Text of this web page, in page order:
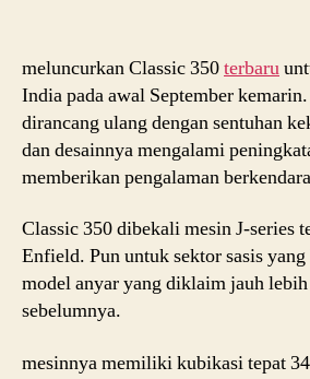
meluncurkan Classic 350terbaru
India pada awal September
dirancang ulang dengan sentuhan
dan desainnya mengalami
memberikan pengalaman
Classic 350 dibekali mesin J-series
Enfield. Pun untuk sektor sasis
model anyar yang diklaim jauh
sebelumnya.
mesinnya memiliki kubikasi tepat